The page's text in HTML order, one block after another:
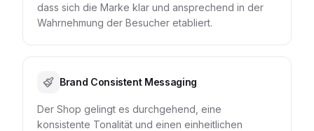
dass sich die Marke klar und ansprechend in der
Wahrnehmung der Besucher etabliert.
Brand Consistent Messaging
Der Shop gelingt es durchgehend, eine
konsistente Tonalität und einen einheitlichen